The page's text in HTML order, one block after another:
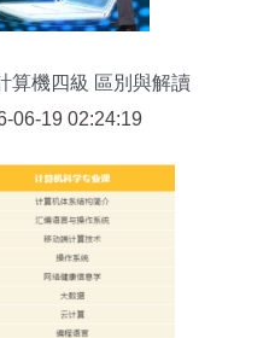
算機四級 區別與解讀
06-19 02:24:19